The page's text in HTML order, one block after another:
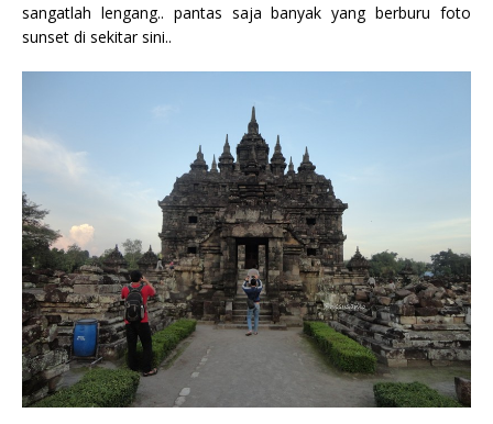
sangatlah lengang.. pantas saja banyak yang berburu foto
sunset di sekitar sini..